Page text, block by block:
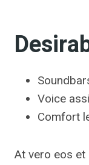
Voice
Comfort
At vero eos